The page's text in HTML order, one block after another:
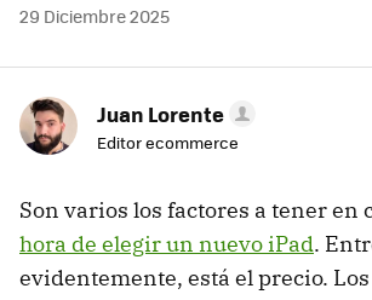
29 Diciembre 2025
Juan Lorente
Editor ecommerce
Son varios los factores a tener en
hora de elegir un nuevo iPad.
evidentemente, está el precio.